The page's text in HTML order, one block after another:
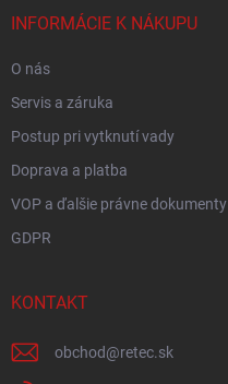
INFORMÁCIE K NÁKUPU
O nás
Servis a záruka
Postup pri vytknutí vady
Doprava a platba
VOP a ďalšie právne dokumenty
GDPR
KONTAKT
obchod@retec.sk